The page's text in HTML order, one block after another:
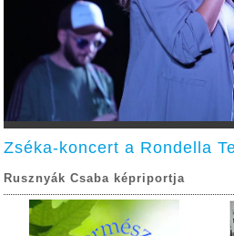
Zséka-koncert a Rondella
Rusznyák Csaba képriportja